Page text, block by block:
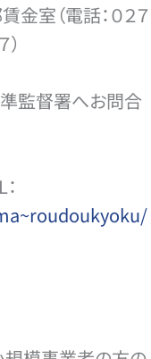
室（電話：０２７
監督署へお問合